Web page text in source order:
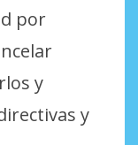
por
y
y